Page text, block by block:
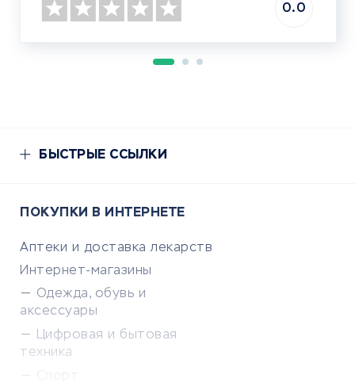
0.0
БЫСТРЫЕ ССЫЛКИ
ПОКУПКИ В ИНТЕРНЕТЕ
Аптеки и доставка лекарств
Интернет-магазины
Одежда, обувь и
аксессуары
Цифровая и бытовая
техника